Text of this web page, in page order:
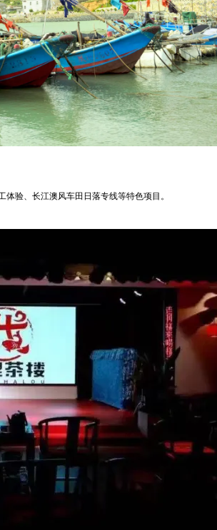
验、长江澳风车田日落专线等特色项目。